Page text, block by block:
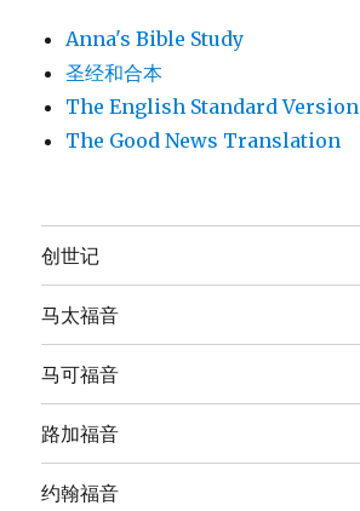
Anna's Bible Study
圣经和合本
The English Standard Version
The Good News Translation
创世记
马太福音
马可福音
路加福音
约翰福音